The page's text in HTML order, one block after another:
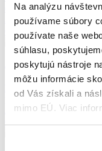
Na analýzu
používame súbory
používate naše
súhlasu,
poskytujú nástroje
môžu informácie
od Vás získali a
mimo EÚ. Viac
dokumentov medzi
30. 5. 2021
Číst dál
Archiles dashboard
Dnes to už je v riešení
prehľadné dashboardy,
25. 5. 2021